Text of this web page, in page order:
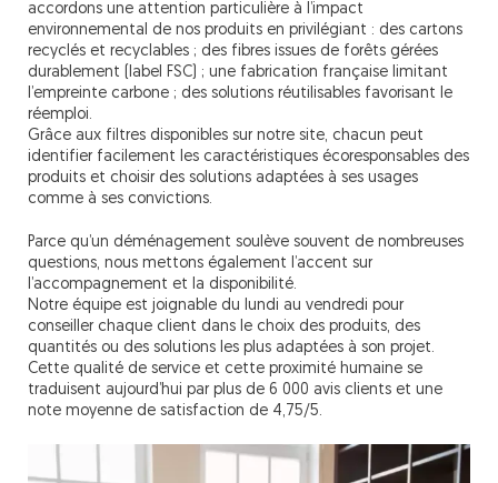
accordons une attention particulière à l’impact
environnemental de nos produits en privilégiant : des cartons
recyclés et recyclables ; des fibres issues de forêts gérées
durablement (label FSC) ; une fabrication française limitant
l’empreinte carbone ; des solutions réutilisables favorisant le
réemploi.
Grâce aux filtres disponibles sur notre site, chacun peut
identifier facilement les caractéristiques écoresponsables des
produits et choisir des solutions adaptées à ses usages
comme à ses convictions.
Parce qu’un déménagement soulève souvent de nombreuses
questions, nous mettons également l’accent sur
l’accompagnement et la disponibilité.
Notre équipe est joignable du lundi au vendredi pour
conseiller chaque client dans le choix des produits, des
quantités ou des solutions les plus adaptées à son projet.
Cette qualité de service et cette proximité humaine se
traduisent aujourd’hui par plus de 6 000 avis clients et une
note moyenne de satisfaction de 4,75/5.